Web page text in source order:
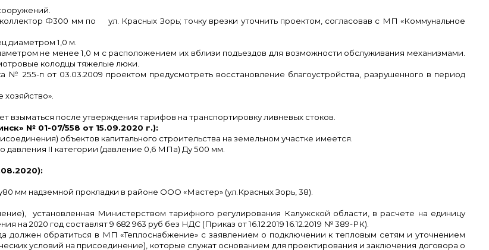
Ф300 мм по ул. Красных Зорь; точку врезки уточнить проектом, согласовав с МП «Коммунальное
диаметром 1,0 м.
не менее 1,0 м с расположением их вблизи подъездов для возможности обслуживания механизмами.
колодцы тяжелые люки.
255-п от 03.03.2009 проектом предусмотреть восстановление благоустройства, разрушенного в период
взыматься после утверждения тарифов на транспортировку ливневых стоков.
№ 01-07/558 от 15.09.2020 г.):
объектов капитального строительства на земельном участке имеется.
давления II категории (давление 0,6 МПа) Ду 500 мм.
мм надземной прокладки в районе ООО «Мастер» (ул.Красных Зорь, 38).
установленная Министерством тарифного регулирования Калужской области, в расчете на единицу
2020 год составлят 9 682 963 руб без НДС (Приказ от 16.12.2019 16.12.2019 № 389-РК).
должен обратиться в МП «Теплоснабжение» с заявлением о подключении к тепловым сетям и уточнением
условий на присоединение), которые служат основанием для проектирования и заключения договора о